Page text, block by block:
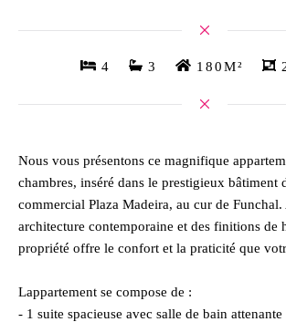
4 3 180M²
Nous vous présentons ce magnifique
chambres, inséré dans le prestigieux bâtiment
commercial Plaza Madeira, au cur de Funchal.
architecture contemporaine et des finitions de
propriété offre le confort et la praticité que
Lappartement se compose de :
- 1 suite spacieuse avec salle de bain attenante